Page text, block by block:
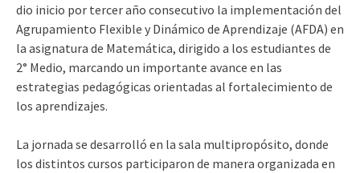
dio inicio por tercer año consecutivo la implementación del
Agrupamiento Flexible y Dinámico de Aprendizaje (AFDA) en
la asignatura de Matemática, dirigido a los estudiantes de
2° Medio, marcando un importante avance en las
estrategias pedagógicas orientadas al fortalecimiento de
los aprendizajes.
La jornada se desarrolló en la sala multipropósito, donde
los distintos cursos participaron de manera organizada en